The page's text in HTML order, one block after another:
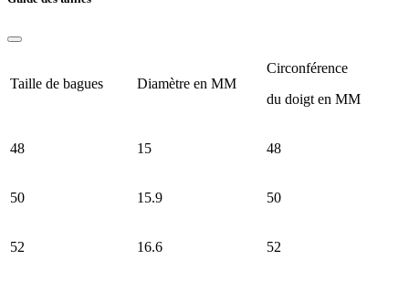
Taille de bagues Diamètre en MM
Circonférence
du doigt en MM
48 15 48
50 15.9 50
52 16.6 52